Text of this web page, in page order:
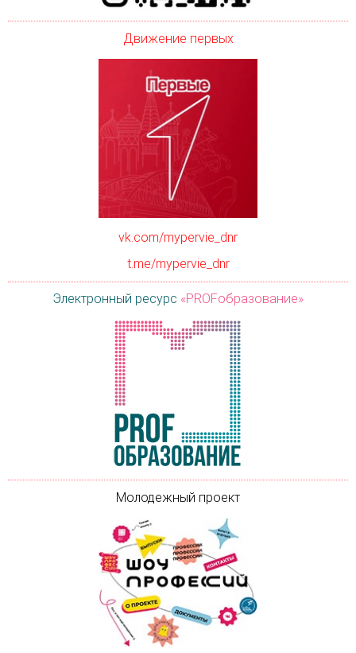
Движение первых
vk.com/mypervie_dnr
t.me/mypervie_dnr
Электронный ресурс «PROFобразование»
Молодежный проект